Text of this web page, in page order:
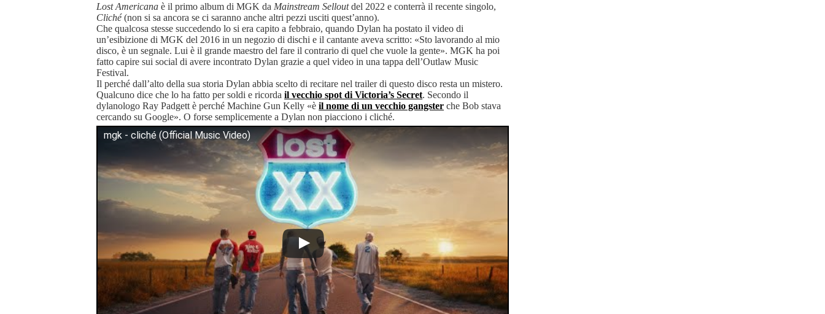
Lost Americana è il primo album di MGK da Mainstream Selloutdel 2022 e conterrà il recente singolo,
Cliché(non si sa ancora se ci saranno anche altri pezzi usciti quest’anno).
Che qualcosa stesse succedendo lo si era capito a febbraio, quando Dylan ha postato il video di
un’esibizione di MGK del 2016 in un negozio di dischi e il cantante aveva scritto: «Sto lavorando al mio
disco, è un segnale. Lui è il grande maestro del fare il contrario di quel che vuole la gente». MGK ha poi
fatto capire sui social di avere incontrato Dylan grazie a quel video in una tappa dell’Outlaw Music
Festival.
Il perché dall’alto della sua storia Dylan abbia scelto di recitare nel trailer di questo disco resta un mistero.
Qualcuno dice che lo ha fatto per soldi e ricordail vecchio spot di Victoria’s Secret. Secondo il
dylanologo Ray Padgett è perché Machine Gun Kelly «èil nome di un vecchio gangster che Bob stava
cercando su Google». O forse semplicemente a Dylan non piacciono i cliché.
mgk - cliché (Official Music Video)